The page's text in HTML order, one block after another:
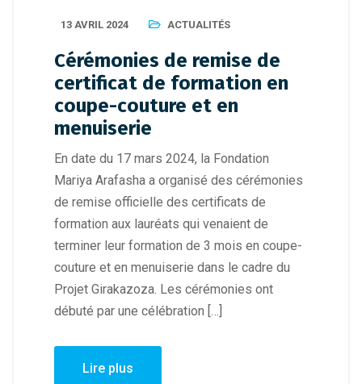
13 AVRIL 2024 ACTUALITÉS
Cérémonies de remise de
certificat de formation en
coupe-couture et en
menuiserie
En date du 17 mars 2024, la Fondation
Mariya Arafasha a organisé des cérémonies
de remise officielle des certificats de
formation aux lauréats qui venaient de
terminer leur formation de 3 mois en coupe-
couture et en menuiserie dans le cadre du
Projet Girakazoza. Les cérémonies ont
débuté par une célébration […]
Lire plus